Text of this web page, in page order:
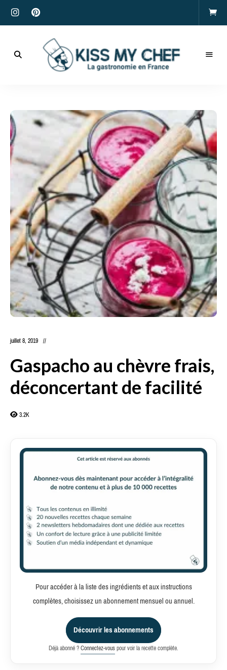
My
Chef
juillet 8, 2019
Gaspacho au chèvre frais,
déconcertant de facilité
3.2K
Pour accéder à la liste des ingrédients et aux instructions
complètes, choisissez un abonnement mensuel ou annuel.
Découvrir les abonnements
Déjà abonné ?Connectez-vouspour voir la recette complète.